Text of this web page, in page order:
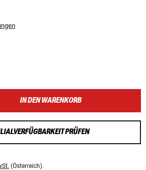
IN DEN WARENKORB
PRÜFEN
(Österreich).